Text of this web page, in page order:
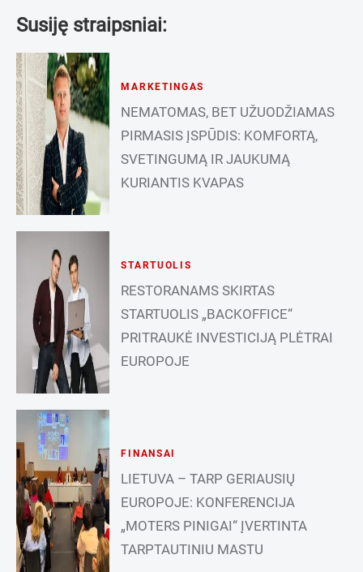
Susiję straipsniai:
MARKETINGAS
NEMATOMAS, BET UŽUODŽIAMAS
PIRMASIS ĮSPŪDIS: KOMFORTĄ,
SVETINGUMĄ IR JAUKUMĄ
KURIANTIS KVAPAS
STARTUOLIS
RESTORANAMS SKIRTAS
STARTUOLIS „BACKOFFICE“
PRITRAUKĖ INVESTICIJĄ PLĖTRAI
EUROPOJE
FINANSAI
LIETUVA – TARP GERIAUSIŲ
EUROPOJE: KONFERENCIJA
„MOTERS PINIGAI“ ĮVERTINTA
TARPTAUTINIU MASTU